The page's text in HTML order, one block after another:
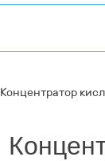
Концентратор